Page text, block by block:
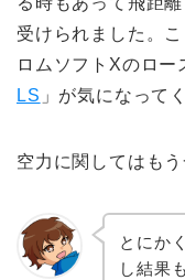
受けられました。
ロムソフトXのロー
LS 」が気になって
空力に関してはも
とにか
し結果